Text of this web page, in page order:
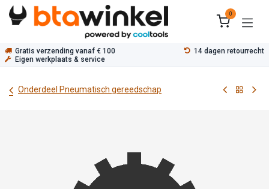
Overslaan naar inhoud
0
Gratis verzending vanaf € 100
14 dagen retourrecht
Eigen werkplaats & service
Onderdeel Pneumatisch gereedschap